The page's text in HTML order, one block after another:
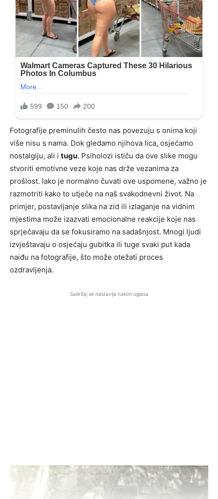
Fotografije preminulih često nas povezuju s onima koji
više nisu s nama. Dok gledamo njihova lica, osjećamo
nostalgiju, ali i tugu. Psiholozi ističu da ove slike mogu
stvoriti emotivne veze koje nas drže vezanima za
prošlost. Iako je normalno čuvati ove uspomene, važno je
razmotriti kako to utječe na naš svakodnevni život. Na
primjer, postavljanje slika na zid ili izlaganje na vidnim
mjestima može izazvati emocionalne reakcije koje nas
sprječavaju da se fokusiramo na sadašnjost. Mnogi ljudi
izvještavaju o osjećaju gubitka ili tuge svaki put kada
naiđu na fotografije, što može otežati proces
ozdravljenja.
Sadržaj se nastavlja nakon oglasa